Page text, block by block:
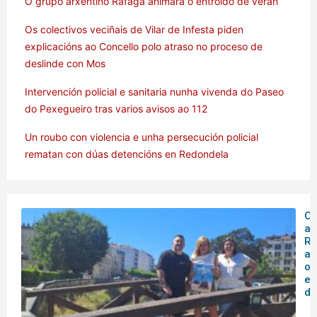
Os colectivos veciñais de Vilar de Infesta piden
explicacións ao Concello polo atraso no proceso de
deslinde con Mos
Intervención policial e sanitaria nunha vivenda do Paseo
do Pexegueiro tras varios avisos ao 112
Un roubo con violencia e unha persecución policial
rematan con dúas detencións en Redondela
O
o